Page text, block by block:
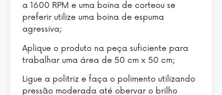
a 1600 RPM e uma boina de corteou se
preferir utilize uma boina de espuma
agressiva;
Aplique o produto na peça suficiente para
trabalhar uma área de 50 cm x 50 cm;
Ligue a politriz e faça o polimento utilizando
pressão moderada até obervar o brilho